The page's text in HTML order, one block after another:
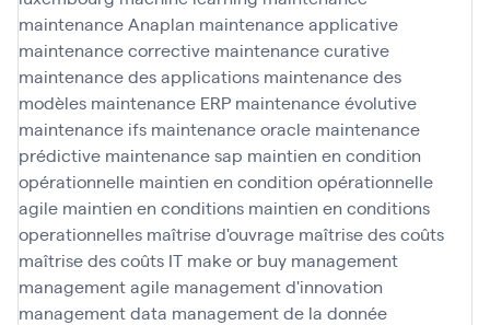
maintenance Anaplan maintenance applicative
maintenance corrective maintenance curative
maintenance des applications maintenance des
modèles maintenance ERP maintenance évolutive
maintenance ifs maintenance oracle maintenance
prédictive maintenance sap maintien en condition
opérationnelle maintien en condition opérationnelle
agile maintien en conditions maintien en conditions
operationnelles maîtrise d'ouvrage maîtrise des coûts
maîtrise des coûts IT make or buy management
management agile management d'innovation
management data management de la donnée